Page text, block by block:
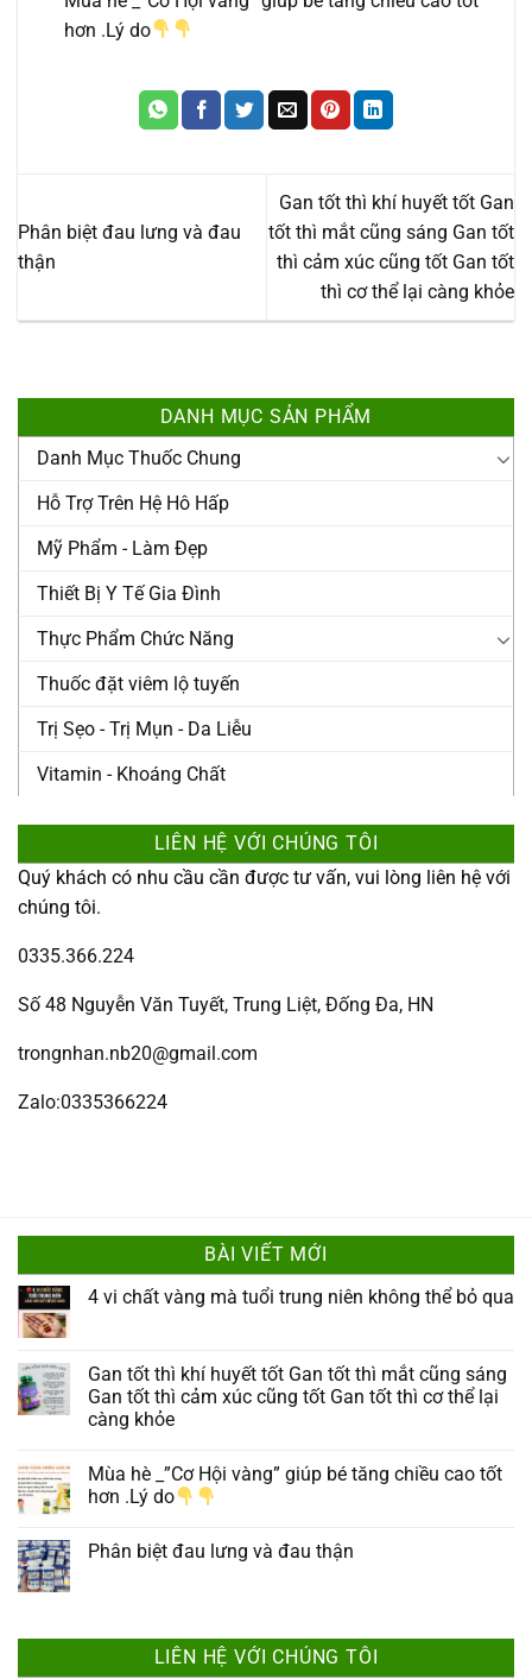
hơn .Lý do
Phân biệt đau lưng và đau
thận
Gan tốt thì khí huyết tốt Gan
tốt thì mắt cũng sáng Gan tốt
thì cảm xúc cũng tốt Gan tốt
thì cơ thể lại càng khỏe
DANH MỤC SẢN PHẨM
Danh Mục Thuốc Chung
Hỗ Trợ Trên Hệ Hô Hấp
Mỹ Phẩm - Làm Đẹp
Thiết Bị Y Tế Gia Đình
Thực Phẩm Chức Năng
Thuốc đặt viêm lộ tuyến
Trị Sẹo - Trị Mụn - Da Liễu
Vitamin - Khoáng Chất
LIÊN HỆ VỚI CHÚNG TÔI
Quý khách có nhu cầu cần được tư vấn, vui lòng liên hệ với
chúng tôi.
0335.366.224
Số 48 Nguyễn Văn Tuyết, Trung Liệt, Đống Đa, HN
trongnhan.nb20@gmail.com
Zalo:0335366224
BÀI VIẾT MỚI
4 vi chất vàng mà tuổi trung niên không thể bỏ qua
Gan tốt thì khí huyết tốt Gan tốt thì mắt cũng sáng
Gan tốt thì cảm xúc cũng tốt Gan tốt thì cơ thể lại
càng khỏe
Mùa hè _”Cơ Hội vàng” giúp bé tăng chiều cao tốt
hơn .Lý do
Phân biệt đau lưng và đau thận
LIÊN HỆ VỚI CHÚNG TÔI